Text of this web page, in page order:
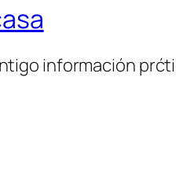
información